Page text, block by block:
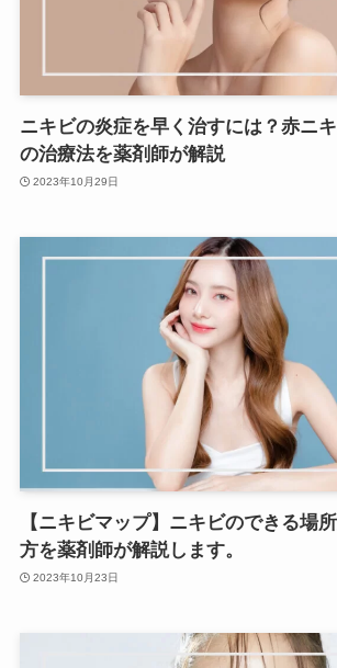
ニキビの炎症を早く治すには？赤ニ
の治療法を薬剤師が解説
2023年10月29日
【ニキビマップ】ニキビのできる場
方を薬剤師が解説します。
2023年10月23日